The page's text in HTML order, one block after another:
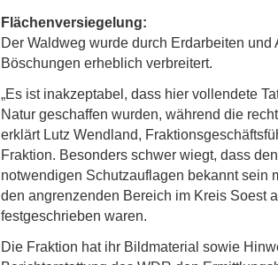
Flächenversiegelung:
Der Waldweg wurde durch Erdarbeiten und
Böschungen erheblich verbreitert.
„Es ist inakzeptabel, dass hier vollendete
Natur geschaffen wurden, während die
erklärt Lutz Wendland,
Fraktion. Besonders schwer wiegt, dass
notwendigen Schutzauflagen bekannt sein
den angrenzenden Bereich im Kreis Soest
festgeschrieben waren.
Die Fraktion hat ihr Bildmaterial sowie